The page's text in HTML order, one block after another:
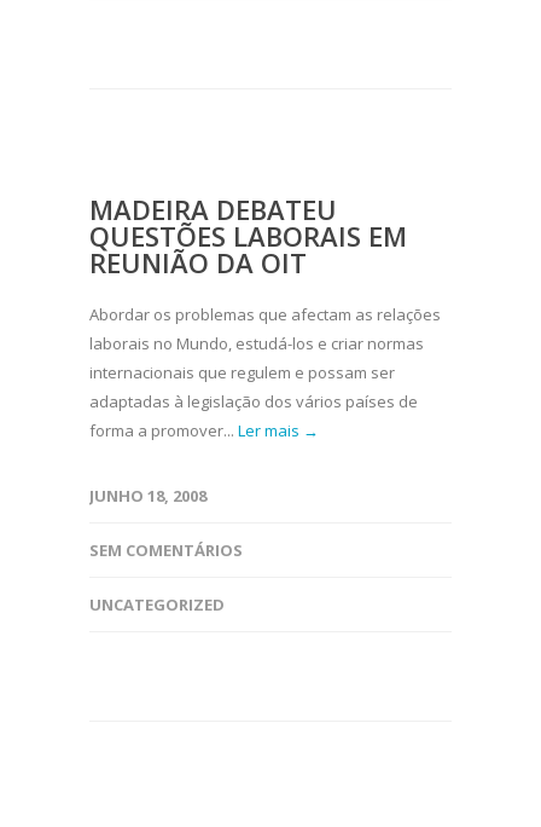
MADEIRA DEBATEU
QUESTÕES LABORAIS EM
REUNIÃO DA OIT
Abordar os problemas que afectam as relações
laborais no Mundo, estudá-los e criar normas
internacionais que regulem e possam ser
adaptadas à legislação dos vários países de
forma a promover... Ler mais →
JUNHO 18, 2008
SEM COMENTÁRIOS
UNCATEGORIZED